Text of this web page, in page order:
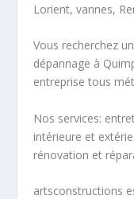
Lorient, vannes,
Vous recherchez
dépannage à
entreprise tous
Nos services:
intérieure et
rénovation et
artsconstructions